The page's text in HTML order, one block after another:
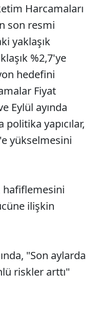
Harcamaları
son resmi
yaklaşık
%2,7'ye
hedefini
Fiyat
Eylül ayında
yapıcılar,
yükselmesini
hafiflemesini
ilişkin
"Son aylarda
riskler arttı"